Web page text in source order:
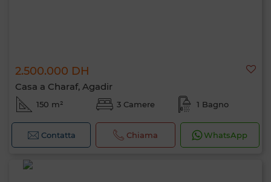
2.500.000 DH
Casa a Charaf, Agadir
150 m² 3 Camere 1 Bagno
Contatta Chiama WhatsApp